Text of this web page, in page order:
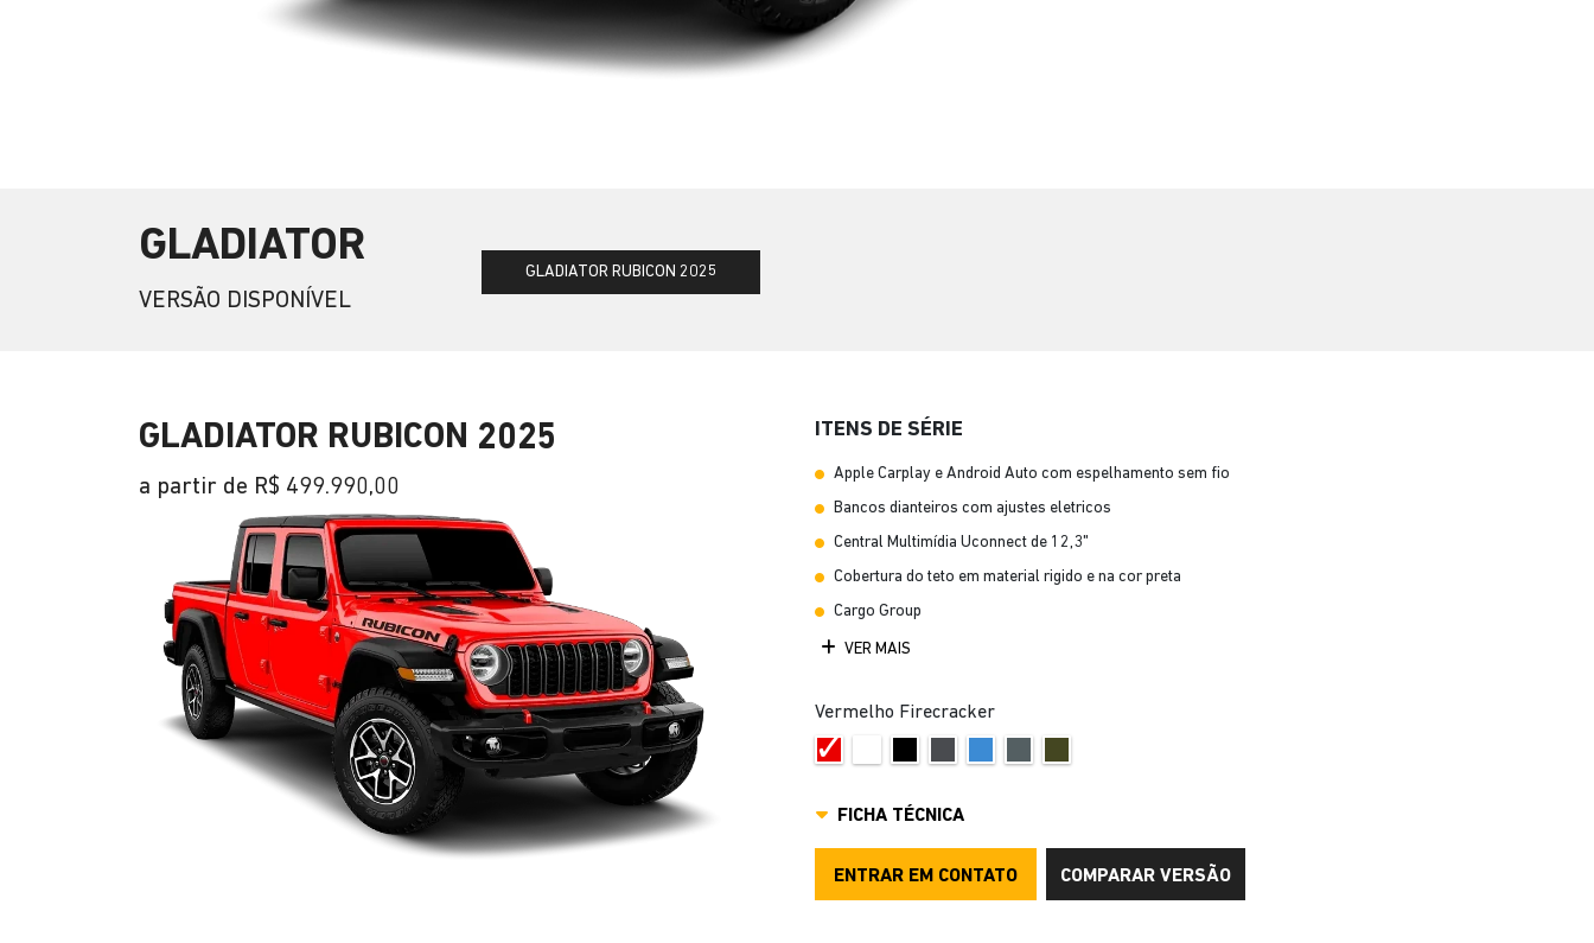
GLADIATOR
VERSÃO DISPONÍVEL
GLADIATOR RUBICON 2025
GLADIATOR RUBICON 2025
a partir de R$ 499.990,00
ITENS DE SÉRIE
Apple Carplay e Android Auto com espelhamento sem fio
Bancos dianteiros com ajustes eletricos
Central Multimídia Uconnect de 12,3"
Cobertura do teto em material rigido e na cor preta
Cargo Group
VER MAIS
Vermelho Firecracker
FICHA TÉCNICA
ENTRAR EM CONTATO COMPARAR VERSÃO